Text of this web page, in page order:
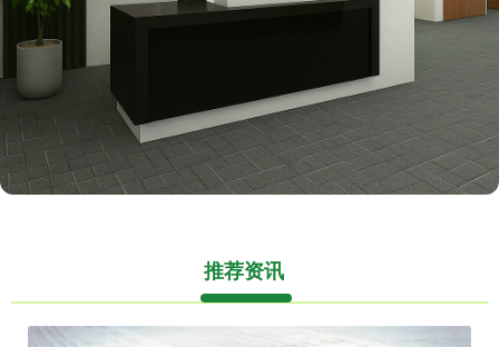
推荐资讯